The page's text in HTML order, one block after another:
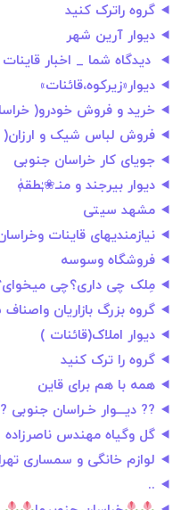
گروه راترک کنید
دیوار آرین شهر
️ دیدگاه شما _ اخبار قاینات ️
دیوار«زیرکوه،قائنات»
خريد و فروش خودرو(
فروش لباس شیک و ارزان(
جویای کار خراسان جنوبی
دیوار بیرجند و منـ❀ـٰٖطقهٰٖ
مشهد سیتی
نیازمندیهای قاینات
فروشگاه وسوسه
مِلک چی داری؟چی
گروه بزرگ بازاریان
دیوار املاک(قائنات )
گروه را ترک کنید
همه با هم برای قاین
?? دیـــوار خـراسان جنوبی
گل وگیاه مهندس ناصرزاده
لوازم خانگی و سمساری
..